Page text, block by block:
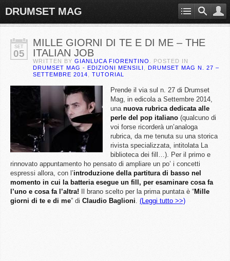
DRUMSET MAG
SET
05
MILLE GIORNI DI TE E DI ME – THE
ITALIAN JOB
WRITTEN BY GIANLUCA FIORENTINO
. POSTED IN
DRUMSET MAG - EDIZIONI MENSILI
DRUMSET MAG N. 27 –
SETTEMBRE 2014
TUTORIAL
Prende il via sul n. 27 di Drumset
Mag, in edicola a Settembre 2014,
una nuova rubrica dedicata alle
perle del pop italiano (qualcuno di
voi forse ricorderà un’analoga
rubrica, da me tenuta su una storica
rivista specializzata, intitolata La
biblioteca dei fill…). Per il primo e
rinnovato appuntamento ho pensato di ampliare un po’ i concetti
espressi allora, con l’introduzione della partitura di basso nel
momento in cui la batteria esegue un fill, per esaminare cosa fa
l’uno e cosa fa l’altra! Il brano scelto per la prima puntata è “Mille
giorni di te e di me” di Claudio Baglioni. (Leggi tutto >>)